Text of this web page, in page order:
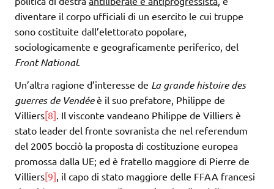
diventare il corpo ufficiali di un esercito le cui truppe
sono costituite dall’elettorato popolare,
sociologicamente e geograficamente periferico, del
Front National.
Un’altra ragione d’interesse de La grande histoire des
guerres de Vendéeè il suo prefatore, Philippe de
Villiers[8]. Il visconte vandeano Philippe de Villiers è
stato leader del fronte sovranista che nel referendum
del 2005 bocciò la proposta di costituzione europea
promossa dalla UE; ed è fratello maggiore di Pierre de
Villiers[9], il capo di stato maggiore delle FFAA francesi